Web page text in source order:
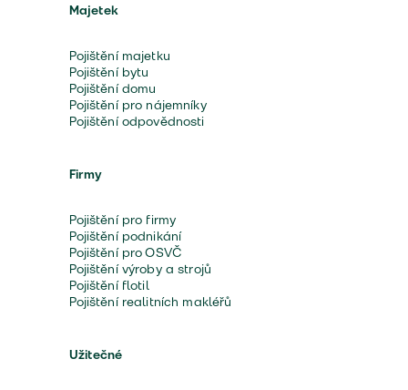
Majetek
Pojištění majetku
Pojištění bytu
Pojištění domu
Pojištění pro nájemníky
Pojištění odpovědnosti
Firmy
Pojištění pro firmy
Pojištění podnikání
Pojištění pro OSVČ
Pojištění výroby a strojů
Pojištění flotil
Pojištění realitních makléřů
Užitečné